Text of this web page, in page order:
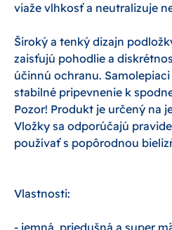
viaže vlhkosť a neutralizuje
Široký a tenký dizajn
zaisťujú pohodlie a
účinnú ochranu.
stabilné pripevnenie k
Pozor! Produkt je určený na
Vložky sa odporúčajú
používať s popôrodnou
Vlastnosti:
- jemná, priedušná a super